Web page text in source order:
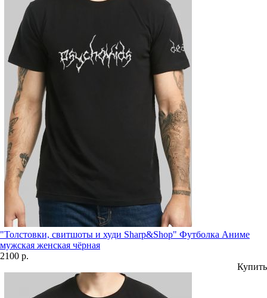
"Толстовки, свитшоты и худи Sharp&Shop" Футболка Аниме
мужская женская чёрная
2100 р.
Купить